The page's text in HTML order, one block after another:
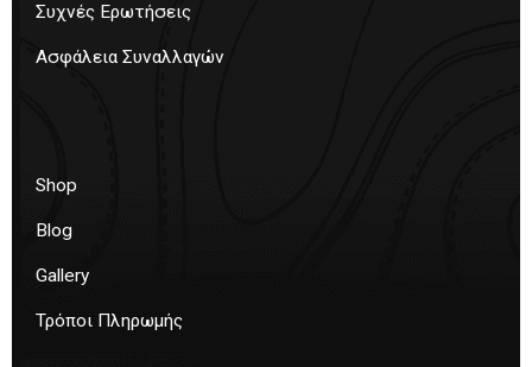
Συχνές Ερωτήσεις
Ασφάλεια Συναλλαγών
Shop
Blog
Gallery
Τρόποι Πληρωμής